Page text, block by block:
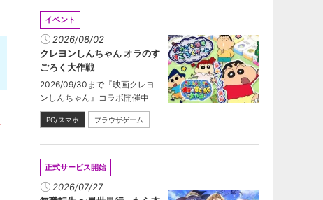
イベント
2026/08/02
クレヨンしんちゃん オラのす
ごろく大作戦
2026/09/30まで『映画クレヨ
ンしんちゃん』コラボ開催中
PC/スマホ ブラウザゲーム
正式サービス開始
2026/07/27